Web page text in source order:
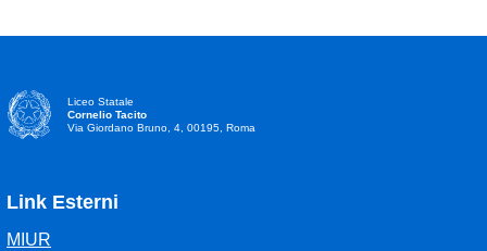
Liceo Statale
Cornelio Tacito
Via Giordano Bruno, 4, 00195, Roma
Link Esterni
MIUR